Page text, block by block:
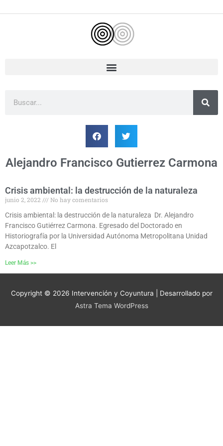
al
Alejandro Francisco Gutierrez Carmona
Crisis ambiental: la destrucción de la naturaleza
junio 2, 2022
No hay comentarios
Crisis ambiental: la destrucción de la naturaleza Dr. Alejandro
Francisco Gutiérrez Carmona. Egresado del Doctorado en
Historiografía por la Universidad Autónoma Metropolitana Unidad
Azcapotzalco. El
Leer Más >>
Copyright © 2026 Intervención y Coyuntura | Desarrollado por
Astra Tema WordPress